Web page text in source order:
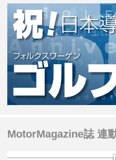
MotorMagazine誌 連